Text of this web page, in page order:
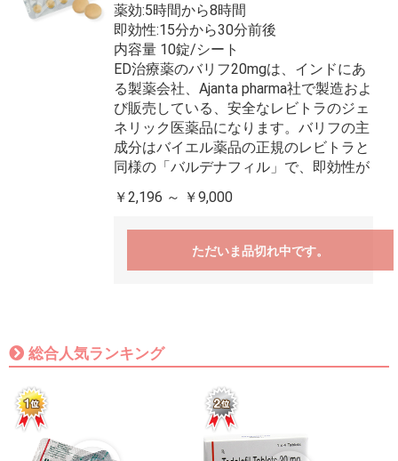
薬効:5時間から8時間
即効性:15分から30分前後
内容量 10錠/シート
ED治療薬のバリフ20mgは、インドにあ
る製薬会社、Ajanta pharma社で製造およ
び販売している、安全なレビトラのジェ
ネリック医薬品になります。バリフの主
成分はバイエル薬品の正規のレビトラと
同様の「バルデナフィル」で、即効性が
￥2,196 ～ ￥9,000
ただいま品切れ中です。
総合人気ランキング